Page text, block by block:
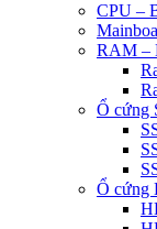
CPU –
RAM –
Ổ cứng
Ổ cứng